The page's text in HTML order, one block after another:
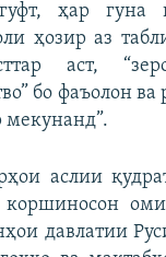
ҳар гуна
ҳозир аз
аст,
бо фаъолон
мекунанд”.
аслии
коршиносон
давлатии